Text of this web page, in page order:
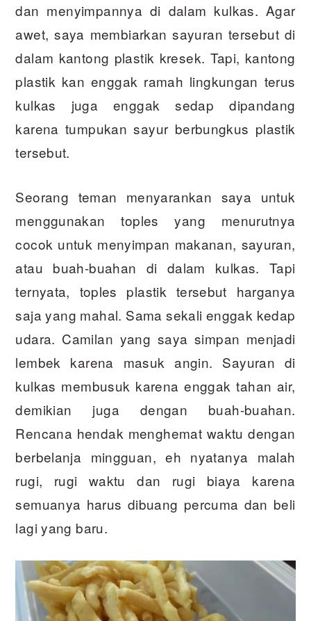
dan menyimpannya di dalam kulkas. Agar
awet, saya membiarkan sayuran tersebut di
dalam kantong plastik kresek. Tapi, kantong
plastik kan enggak ramah lingkungan terus
kulkas juga enggak sedap dipandang
karena tumpukan sayur berbungkus plastik
tersebut.
Seorang teman menyarankan saya untuk
menggunakan toples yang menurutnya
cocok untuk menyimpan makanan, sayuran,
atau buah-buahan di dalam kulkas. Tapi
ternyata, toples plastik tersebut harganya
saja yang mahal. Sama sekali enggak kedap
udara. Camilan yang saya simpan menjadi
lembek karena masuk angin. Sayuran di
kulkas membusuk karena enggak tahan air,
demikian juga dengan buah-buahan.
Rencana hendak menghemat waktu dengan
berbelanja mingguan, eh nyatanya malah
rugi, rugi waktu dan rugi biaya karena
semuanya harus dibuang percuma dan beli
lagi yang baru.